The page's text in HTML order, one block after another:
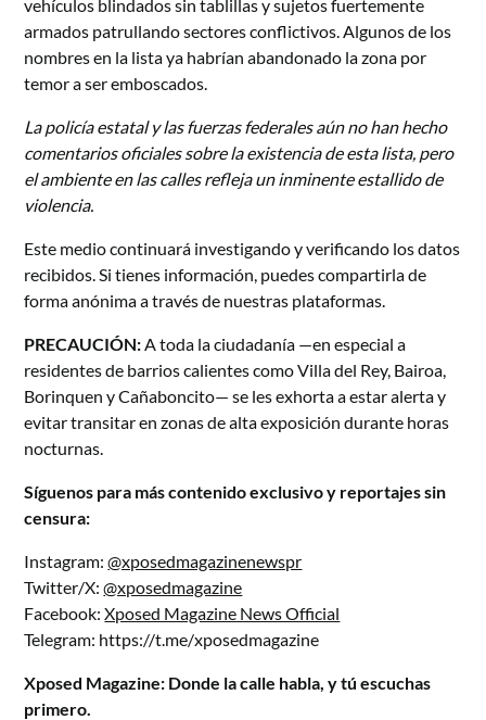
vehículos blindados sin tablillas y sujetos fuertemente
armados patrullando sectores conflictivos. Algunos de los
nombres en la lista ya habrían abandonado la zona por
temor a ser emboscados.
La policía estatal y las fuerzas federales aún no han hecho
comentarios oficiales sobre la existencia de esta lista, pero
el ambiente en las calles refleja un inminente estallido de
violencia.
Este medio continuará investigando y verificando los datos
recibidos. Si tienes información, puedes compartirla de
forma anónima a través de nuestras plataformas.
PRECAUCIÓN: A toda la ciudadanía —en especial a
residentes de barrios calientes como Villa del Rey, Bairoa,
Borinquen y Cañaboncito— se les exhorta a estar alerta y
evitar transitar en zonas de alta exposición durante horas
nocturnas.
Síguenos para más contenido exclusivo y reportajes sin
censura:
Instagram:@xposedmagazinenewspr
Twitter/X:@xposedmagazine
Facebook:Xposed Magazine News Official
Telegram: https://t.me/xposedmagazine
Xposed Magazine: Donde la calle habla, y tú escuchas
primero.